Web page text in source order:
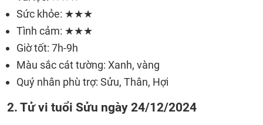
Sức khỏe: ★★★
Tình cảm: ★★★
Giờ tốt: 7h-9h
Màu sắc cát tường: Xanh, vàng
Quý nhân phù trợ: Sửu, Thân, Hợi
2. Tử vi tuổi Sửu ngày 24/12/2024